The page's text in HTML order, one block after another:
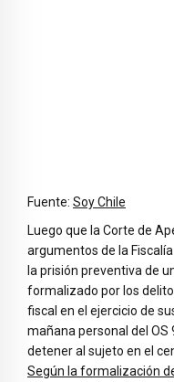
Fuente: Soy Chile
Luego que la Corte de
argumentos de la
la prisión preventiva de
formalizado por los
fiscal en el ejercicio de
mañana personal del OS
detener al sujeto en el
Según la formalización